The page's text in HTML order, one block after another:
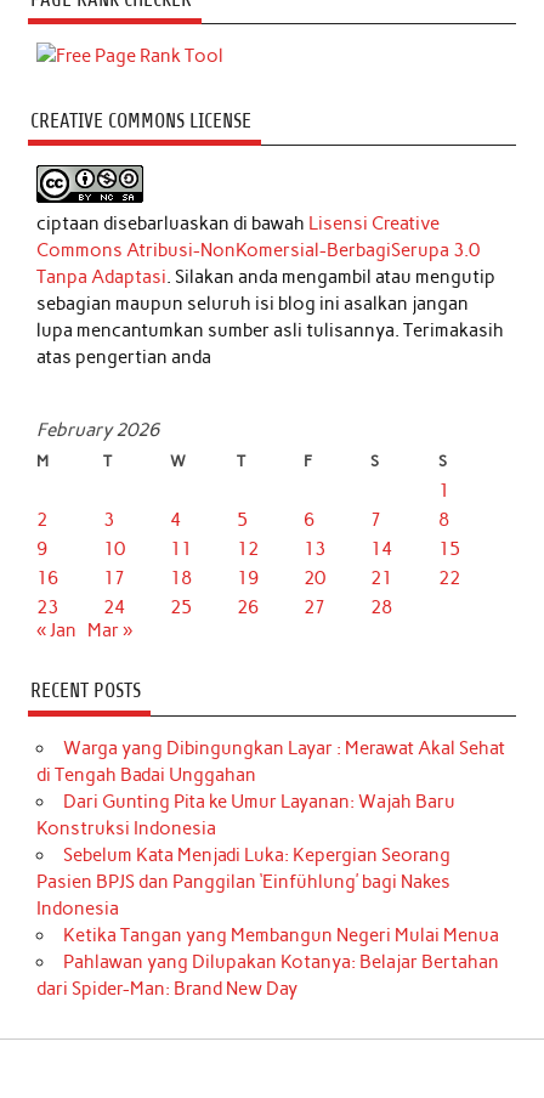
CREATIVE COMMONS LICENSE
ciptaan disebarluaskan di bawah Lisensi Creative
Commons Atribusi-NonKomersial-BerbagiSerupa 3.0
Tanpa Adaptasi . Silakan anda mengambil atau mengutip
sebagian maupun seluruh isi blog ini asalkan jangan
lupa mencantumkan sumber asli tulisannya. Terimakasih
atas pengertian anda
February 2026
M T W T F S S
1
2
3 4 5 6 7
8
9
10 11 12 13 14
15
16
17 18 19 20 21
22
23
24 25 26 27
28
« Jan
Mar »
RECENT POSTS
Warga yang Dibingungkan Layar : Merawat Akal Sehat
di Tengah Badai Unggahan
Dari Gunting Pita ke Umur Layanan: Wajah Baru
Konstruksi Indonesia
Sebelum Kata Menjadi Luka: Kepergian Seorang
Pasien BPJS dan Panggilan ‘Einfühlung’ bagi Nakes
Indonesia
Ketika Tangan yang Membangun Negeri Mulai Menua
Pahlawan yang Dilupakan Kotanya: Belajar Bertahan
dari Spider-Man: Brand New Day